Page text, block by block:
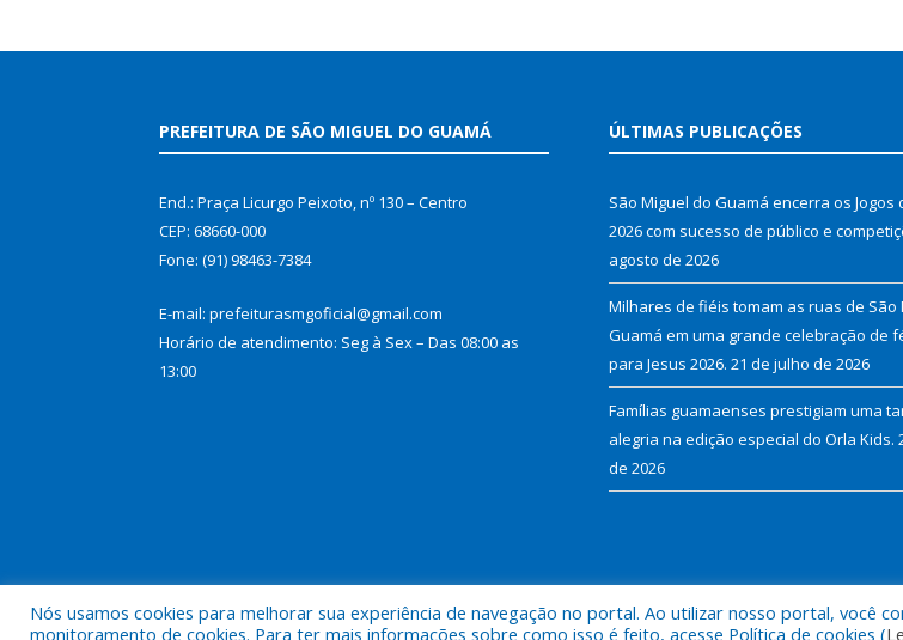
PREFEITURA DE SÃO MIGUEL DO GUAMÁ
End.: Praça Licurgo Peixoto, nº 130 – Centro
CEP: 68660-000
Fone: (91) 98463-7384
E-mail: prefeiturasmgoficial@gmail.com
Horário de atendimento: Seg à Sex – Das 08:00 as
13:00
ÚLTIMAS PUBLICAÇÕES
São Miguel do Guamá encerra os Jogos
2026 com sucesso de público e
agosto de 2026
Milhares de fiéis tomam as ruas de São
Guamá em uma grande celebração de
para Jesus 2026. 21 de julho de 2026
Famílias guamaenses prestigiam uma
alegria na edição especial do Orla Kids.
de 2026
Todos os direitos reservados a Prefeitura Municipal de São Miguel do Guamá.
Nós usamos cookies para melhorar sua experiência de navegação no portal. Ao utilizar nosso portal, você
monitoramento de cookies. Para ter mais informações sobre como isso é feito, acesse Política de cookies (